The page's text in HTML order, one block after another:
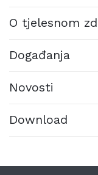
O tjelesnom
Događanja
Novosti
Download